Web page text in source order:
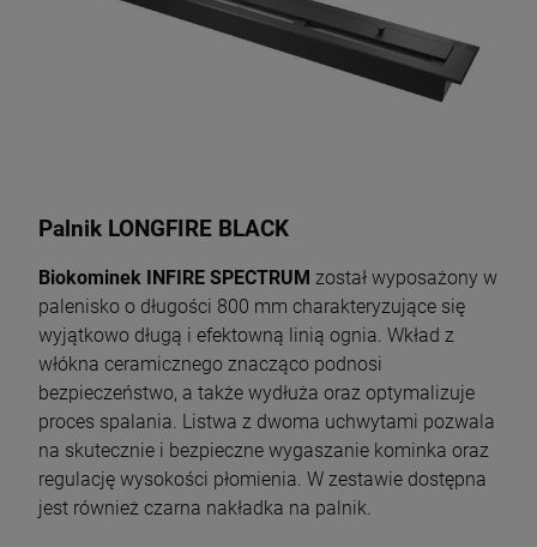
Palnik LONGFIRE BLACK
Biokominek INFIRE SPECTRUM został wyposażony w
palenisko o długości 800 mm charakteryzujące się
wyjątkowo długą i efektowną linią ognia. Wkład z
włókna ceramicznego znacząco podnosi
bezpieczeństwo, a także wydłuża oraz optymalizuje
proces spalania. Listwa z dwoma uchwytami pozwala
na skutecznie i bezpieczne wygaszanie kominka oraz
regulację wysokości płomienia. W zestawie dostępna
jest również czarna nakładka na palnik.